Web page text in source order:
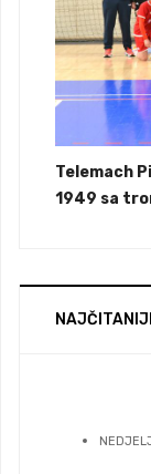
Telemach
1949 sa